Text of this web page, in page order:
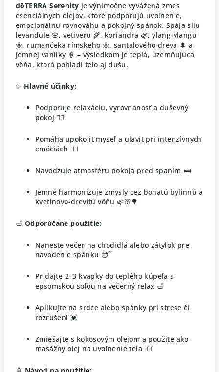
dōTERRA Serenity je výnimočne vyvážená zmes
esenciálnych olejov, ktoré podporujú uvoľnenie,
emocionálnu rovnováhu a pokojný spánok. Spája silu
levandule 🌸, vetiveru 🌾, koriandra 🌿, ylang-ylangu
🌼, rumančeka rímskeho 🌼, santalového dreva 🌲 a
jemnej vanilky 🍦 – výsledkom je teplá, uzemňujúca
vôňa, ktorá pohladí telo aj dušu.
✨ Hlavné účinky:
Podporuje relaxáciu, vyrovnanosť a duševný
pokoj 🧘‍♀️
Pomáha upokojiť myseľ a uľaviť pri intenzívnych
emóciách 😮‍💨
Navodzuje atmosféru pokoja pred spaním 🛏️
Jemne harmonizuje zmysly cez bohatú bylinnú a
kvetinovo-drevitú vôňu 🌿🌸🌳
🛁 Odporúčané použitie:
Naneste večer na chodidlá alebo zátylok pre
navodenie spánku 😴
Pridajte 2–3 kvapky do teplého kúpeľa s
epsomskou soľou na večerný relax 🛁
Aplikujte na srdce alebo spánky pri strese či
rozrušení 💓
Zmiešajte s kokosovým olejom a použite ako
masážny olej na uvoľnenie tela 💆‍♀️